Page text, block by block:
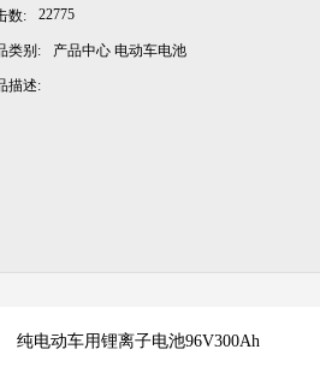
数: 22775
类别: 产品中心 电动车电池
描述:
纯电动车用锂离子电池96V300Ah